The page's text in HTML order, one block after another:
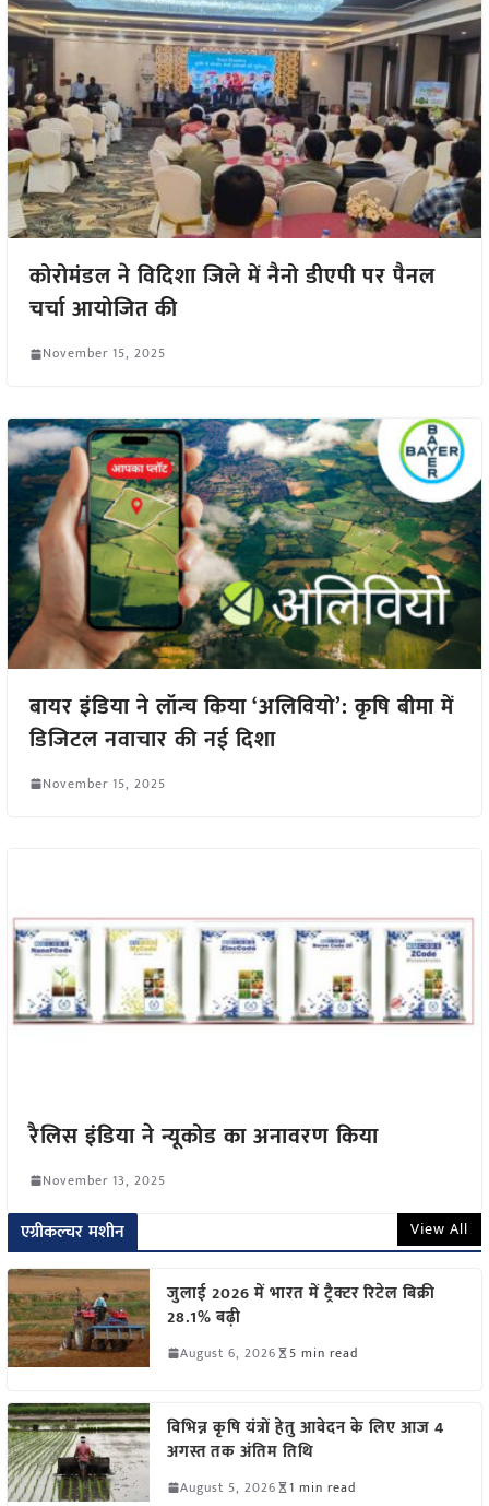
कोरोमंडल ने विदिशा जिले में नैनो डीएपी पर पैनल
चर्चा आयोजित की
November 15, 2025
बायर इंडिया ने लॉन्च किया ‘अलिवियो’: कृषि बीमा में
डिजिटल नवाचार की नई दिशा
November 15, 2025
रैलिस इंडिया ने न्यूकोड का अनावरण किया
November 13, 2025
एग्रीकल्चर मशीन View All
जुलाई 2026 में भारत में ट्रैक्टर रिटेल बिक्री
28.1% बढ़ी
August 6, 2026 5 min read
विभिन्न कृषि यंत्रों हेतु आवेदन के लिए आज 4
अगस्त तक अंतिम तिथि
August 5, 2026 1 min read